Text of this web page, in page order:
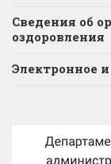
Сведения об
оздоровления
Электронное